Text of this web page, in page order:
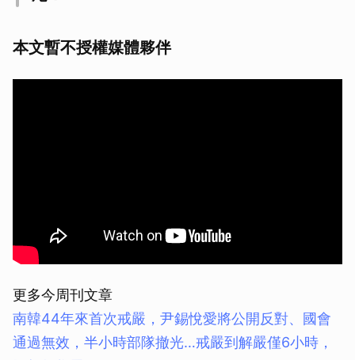
本文暫不授權媒體夥伴
更多今周刊文章
南韓44年來首次戒嚴，尹錫悅愛將公開反對、國會
通過無效，半小時部隊撤光…戒嚴到解嚴僅6小時，